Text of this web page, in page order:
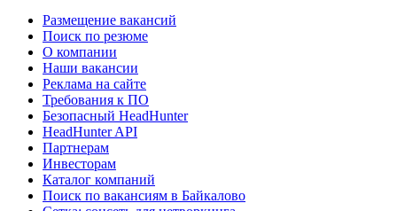
Размещение вакансий
Поиск по резюме
О компании
Наши вакансии
Реклама на сайте
Требования к ПО
Безопасный HeadHunter
HeadHunter API
Партнерам
Инвесторам
Каталог компаний
Поиск по вакансиям в Байкалово